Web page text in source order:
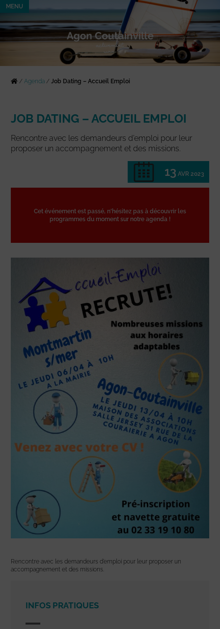
MENU
/Agenda /Job Dating – Accueil Emploi
JOB DATING – ACCUEIL EMPLOI
Rencontre avec les demandeurs d’emploi pour leur
proposer un accompagnement et des missions.
13 AVR 2023
Cet événement est passé, n'hésitez pas à découvrir les
programmes du moment sur notre agenda !
Rencontre avec les demandeurs d’emploi pour leur proposer un
accompagnement et des missions.
INFOS PRATIQUES